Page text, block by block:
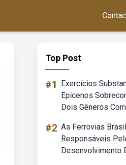
Top Post
#1
Exercícios
Epicenos
Dois Gêneros
#2 As Ferrovias
Responsáveis
Desenvolvimento